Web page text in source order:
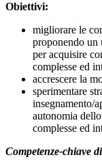
Obiettivi:
migliorare le
proponendo un
per acquisire
complesse ed
accrescere la
sperimentare
insegnamento/
autonomia
complesse ed
Competenze-chiave